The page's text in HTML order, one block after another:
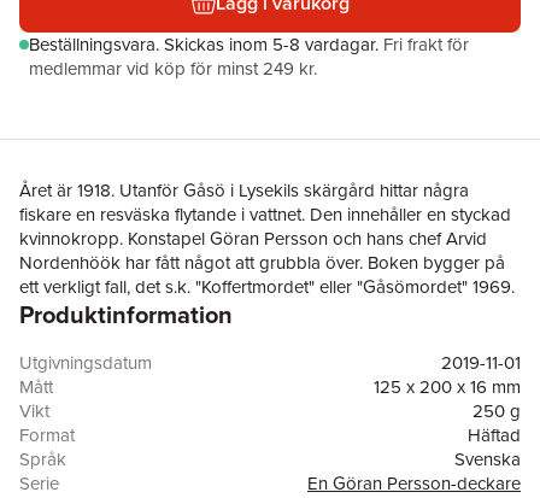
Beställningsvara.Skickas inom 5-8 vardagar. Fri frakt för
medlemmar vid köp för minst 249 kr.
Året är 1918. Utanför Gåsö i Lysekils skärgård hittar några
fiskare en resväska flytande i vattnet. Den innehåller en styckad
kvinnokropp. Konstapel Göran Persson och hans chef Arvid
Nordenhöök har fått något att grubbla över. Boken bygger på
ett verkligt fall, det s.k. "Koffertmordet" eller "Gåsömordet" 1969.
Produktinformation
Utgivningsdatum
2019-11-01
Mått
125 x 200 x 16 mm
Vikt
250 g
Format
Häftad
Språk
Svenska
Serie
En Göran Persson-deckare